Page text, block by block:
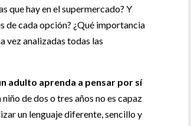
que hay en el supermercado? Y
de cada opción? ¿Qué importancia
vez analizadas todas las
adulto aprenda a pensar por sí
de dos o tres años no es capaz
un lenguaje diferente, sencillo y